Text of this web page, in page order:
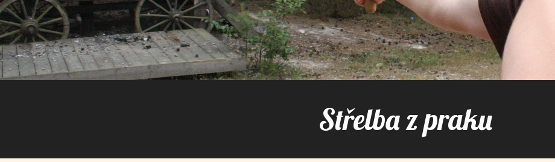
Střelba z praku